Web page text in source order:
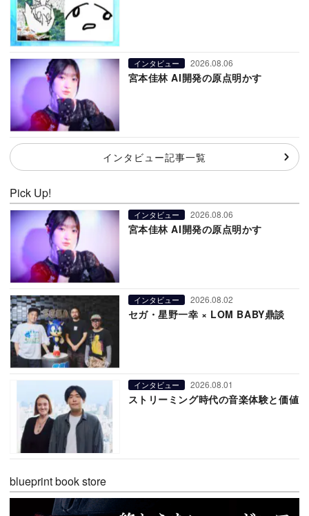
インタビュー 2026.08.06
宮本佳林 AI開発の原点明かす
インタビュー記事一覧
Pick Up!
インタビュー 2026.08.06
宮本佳林 AI開発の原点明かす
インタビュー 2026.08.02
セガ・星野一幸 × LOM BABY鼎談
インタビュー 2026.08.01
ストリーミング時代の音楽体験と価値
blueprint book store